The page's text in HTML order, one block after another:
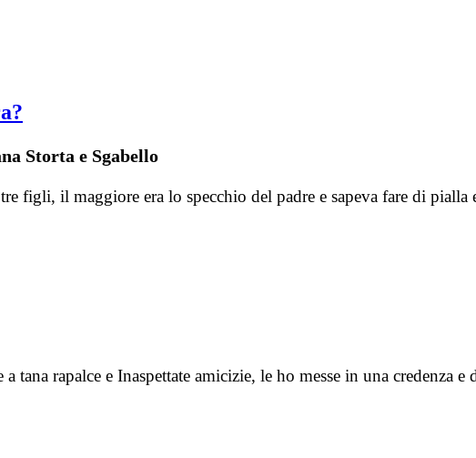
Storta e Sgabello
figli, il maggiore era lo specchio del padre e sapeva fare di
tana rapalce e Inaspettate amicizie, le ho messe in una credenza